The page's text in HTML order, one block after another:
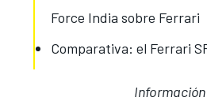
Force India sobre Ferrari
Comparativa: el Ferrari